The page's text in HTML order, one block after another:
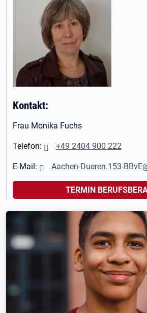
Kontakt:
Frau Monika Fuchs
Telefon: +49 2404 900 222
E-Mail: Aachen-Dueren.153-
TERMIN